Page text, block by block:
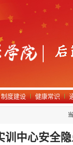
度建设 健康常识
中心安全